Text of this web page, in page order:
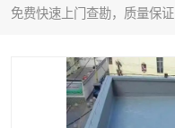
免费快速上门查勘，质量保证